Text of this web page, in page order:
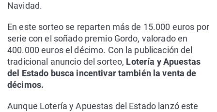
Navidad.
En este sorteo se reparten más de 15.000 euros por
serie con el soñado premio Gordo, valorado en
400.000 euros el décimo. Con la publicación del
tradicional anuncio del sorteo, Lotería y Apuestas
del Estado busca incentivar también la venta de
décimos.
Aunque Lotería y Apuestas del Estado lanzó este